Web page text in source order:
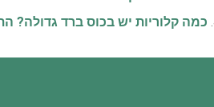
כמה קלוריות יש בכוס ברד גדולה?